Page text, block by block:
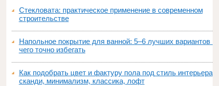
Стекловата: практическое применение в современном
строительстве
Напольное покрытие для ванной: 5–6 лучших вариантов и
чего точно избегать
Как подобрать цвет и фактуру пола под стиль интерьера:
сканди, минимализм, классика, лофт